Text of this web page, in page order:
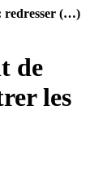
redresser (…)
de
les